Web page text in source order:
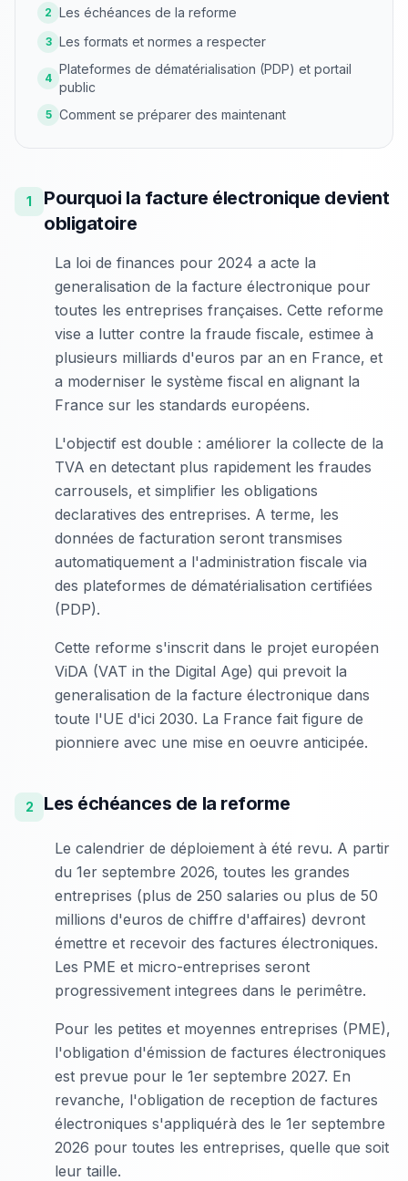
2 Les échéances de la reforme
3 Les formats et normes a respecter
4
Plateformes de dématérialisation (PDP) et portail
public
5 Comment se préparer des maintenant
1
Pourquoi la facture électronique devient
obligatoire
La loi de finances pour 2024 a acte la
generalisation de la facture électronique pour
toutes les entreprises françaises. Cette reforme
vise a lutter contre la fraude fiscale, estimee à
plusieurs milliards d'euros par an en France, et
a moderniser le système fiscal en alignant la
France sur les standards européens.
L'objectif est double : améliorer la collecte de la
TVA en detectant plus rapidement les fraudes
carrousels, et simplifier les obligations
declaratives des entreprises. A terme, les
données de facturation seront transmises
automatiquement a l'administration fiscale via
des plateformes de dématérialisation certifiées
(PDP).
Cette reforme s'inscrit dans le projet européen
ViDA (VAT in the Digital Age) qui prevoit la
generalisation de la facture électronique dans
toute l'UE d'ici 2030. La France fait figure de
pionniere avec une mise en oeuvre anticipée.
2 Les échéances de la reforme
Le calendrier de déploiement à été revu. A partir
du 1er septembre 2026, toutes les grandes
entreprises (plus de 250 salaries ou plus de 50
millions d'euros de chiffre d'affaires) devront
émettre et recevoir des factures électroniques.
Les PME et micro-entreprises seront
progressivement integrees dans le perimêtre.
Pour les petites et moyennes entreprises (PME),
l'obligation d'émission de factures électroniques
est prevue pour le 1er septembre 2027. En
revanche, l'obligation de reception de factures
électroniques s'appliquérà des le 1er septembre
2026 pour toutes les entreprises, quelle que soit
leur taille.